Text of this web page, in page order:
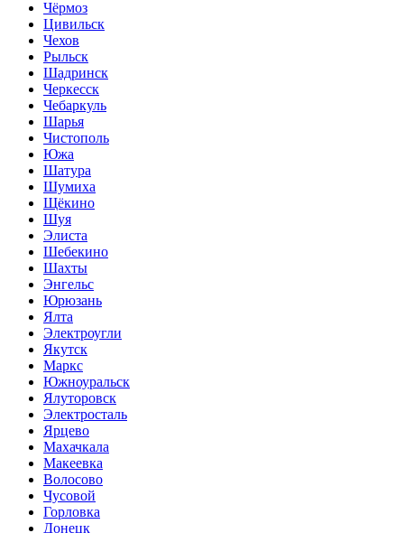
Чёрмоз
Цивильск
Чехов
Рыльск
Шадринск
Черкесск
Чебаркуль
Шарья
Чистополь
Южа
Шатура
Шумиха
Щёкино
Шуя
Элиста
Шебекино
Шахты
Энгельс
Юрюзань
Ялта
Электроугли
Якутск
Маркс
Южноуральск
Ялуторовск
Электросталь
Ярцево
Махачкала
Макеевка
Волосово
Чусовой
Горловка
Донецк